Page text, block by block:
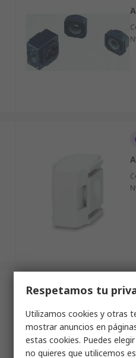
Respetamos tu
Utilizamos cookies y otras
mostrar anuncios en
estas cookies. Puedes
no quieres que utilicemos